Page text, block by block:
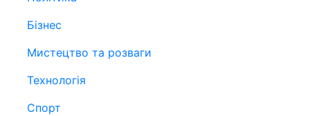
Бізнес
Мистецтво та розваги
Технологія
Спорт